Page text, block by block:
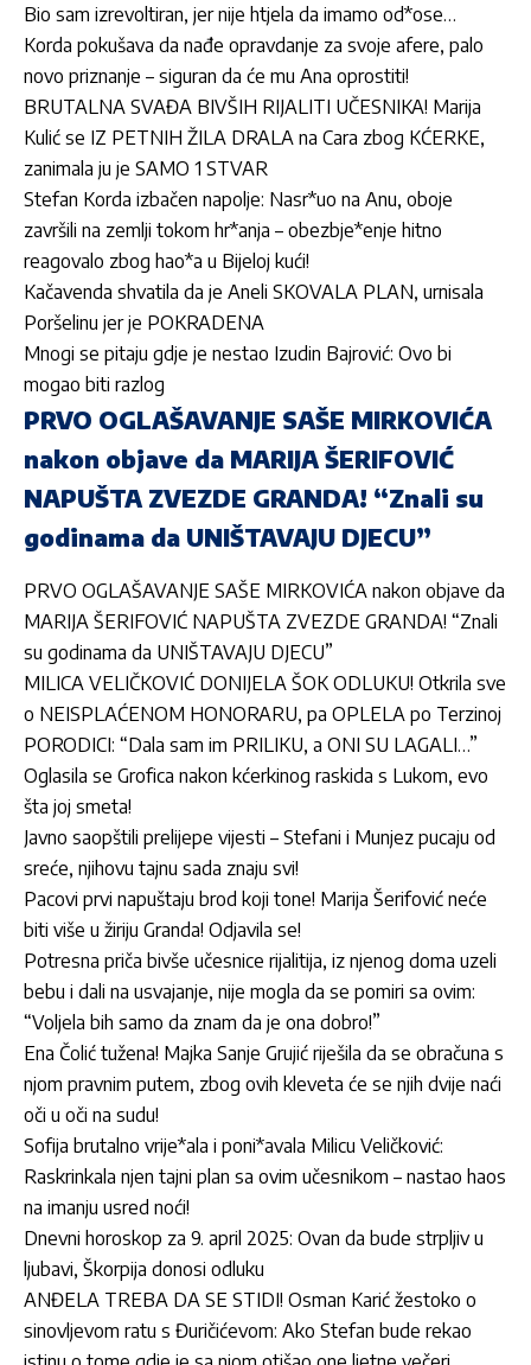
Bio sam izrevoltiran, jer nije htjela da imamo od*ose…
Korda pokušava da nađe opravdanje za svoje afere, palo
novo priznanje – siguran da će mu Ana oprostiti!
BRUTALNA SVAĐA BIVŠIH RIJALITI UČESNIKA! Marija
Kulić se IZ PETNIH ŽILA DRALA na Cara zbog KĆERKE,
zanimala ju je SAMO 1 STVAR
Stefan Korda izbačen napolje: Nasr*uo na Anu, oboje
završili na zemlji tokom hr*anja – obezbje*enje hitno
reagovalo zbog hao*a u Bijeloj kući!
Kačavenda shvatila da je Aneli SKOVALA PLAN, urnisala
Poršelinu jer je POKRADENA
Mnogi se pitaju gdje je nestao Izudin Bajrović: Ovo bi
mogao biti razlog
PRVO OGLAŠAVANJE SAŠE MIRKOVIĆA
nakon objave da MARIJA ŠERIFOVIĆ
NAPUŠTA ZVEZDE GRANDA! “Znali su
godinama da UNIŠTAVAJU DJECU”
PRVO OGLAŠAVANJE SAŠE MIRKOVIĆA nakon objave da
MARIJA ŠERIFOVIĆ NAPUŠTA ZVEZDE GRANDA! “Znali
su godinama da UNIŠTAVAJU DJECU”
MILICA VELIČKOVIĆ DONIJELA ŠOK ODLUKU! Otkrila sve
o NEISPLAĆENOM HONORARU, pa OPLELA po Terzinoj
PORODICI: “Dala sam im PRILIKU, a ONI SU LAGALI…”
Oglasila se Grofica nakon kćerkinog raskida s Lukom, evo
šta joj smeta!
Javno saopštili prelijepe vijesti – Stefani i Munjez pucaju od
sreće, njihovu tajnu sada znaju svi!
Pacovi prvi napuštaju brod koji tone! Marija Šerifović neće
biti više u žiriju Granda! Odjavila se!
Potresna priča bivše učesnice rijalitija, iz njenog doma uzeli
bebu i dali na usvajanje, nije mogla da se pomiri sa ovim:
“Voljela bih samo da znam da je ona dobro!”
Ena Čolić tužena! Majka Sanje Grujić riješila da se obračuna s
njom pravnim putem, zbog ovih kleveta će se njih dvije naći
oči u oči na sudu!
Sofija brutalno vrije*ala i poni*avala Milicu Veličković:
Raskrinkala njen tajni plan sa ovim učesnikom – nastao haos
na imanju usred noći!
Dnevni horoskop za 9. april 2025: Ovan da bude strpljiv u
ljubavi, Škorpija donosi odluku
ANĐELA TREBA DA SE STIDI! Osman Karić žestoko o
sinovljevom ratu s Đuričićevom: Ako Stefan bude rekao